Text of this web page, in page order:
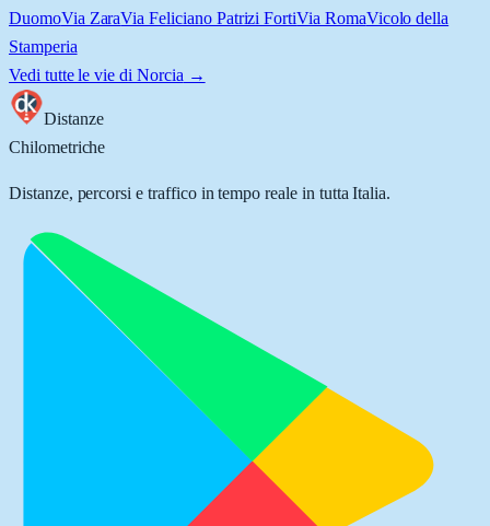
DuomoVia ZaraVia Feliciano Patrizi FortiVia RomaVicolo della
Stamperia
Vedi tutte le vie di Norcia →
Distanze
Chilometriche
Distanze, percorsi e traffico in tempo reale in tutta Italia.